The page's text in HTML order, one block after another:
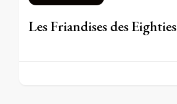
Les Friandises des Eighties